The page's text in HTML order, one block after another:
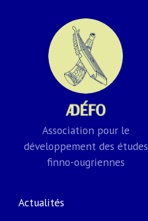
Association pour le
développement des études
finno-ougriennes
Actualités